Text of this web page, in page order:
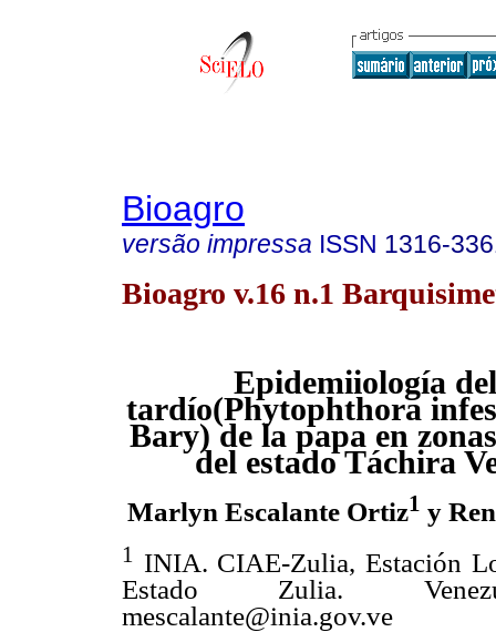
Bioagro
versão impressa ISSN 1316-
Bioagro v.16 n.1
Epidemiiología
tardío(Phytophthora
Bary) de la papa en
del estado Táchira
Marlyn Escalante Ortiz1 y
1
INIA. CIAE-Zulia, Estación
Estado Zulia.
mescalante@inia.gov.ve